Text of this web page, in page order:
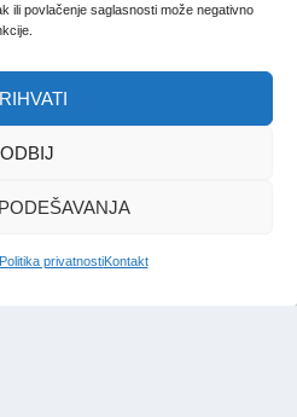
ili povlačenje saglasnosti može negativno
ODBIJ
privatnostiKontakt